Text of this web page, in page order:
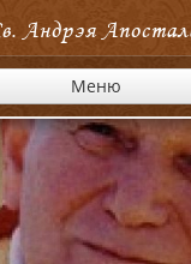
Андрэя
Меню